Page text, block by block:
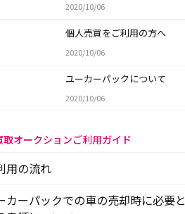
2020/10/06
個人売買をご利用の方へ
2020/10/06
ユーカーパックについて
2020/10/06
取オークションご利用ガイド
用の流れ
カーパックでの車の売却時に必要と